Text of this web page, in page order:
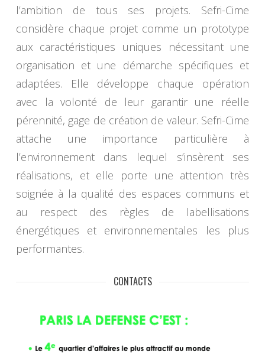
l’ambition de tous ses projets. Sefri-Cime
considère chaque projet comme un prototype
aux caractéristiques uniques nécessitant une
organisation et une démarche spécifiques et
adaptées. Elle développe chaque opération
avec la volonté de leur garantir une réelle
pérennité, gage de création de valeur. Sefri-Cime
attache une importance particulière à
l’environnement dans lequel s’insèrent ses
réalisations, et elle porte une attention très
soignée à la qualité des espaces communs et
au respect des règles de labellisations
énergétiques et environnementales les plus
performantes.
CONTACTS